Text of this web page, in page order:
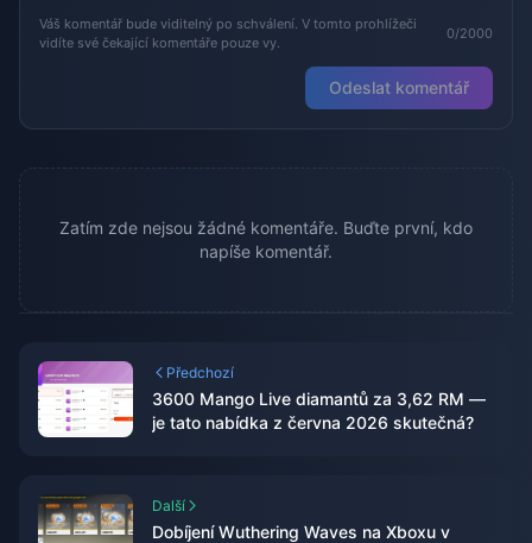
Váš komentář bude viditelný po schválení. V tomto prohlížeči
vidíte své čekající komentáře pouze vy.
0/2000
Odeslat komentář
Zatím zde nejsou žádné komentáře. Buďte první, kdo
napíše komentář.
Předchozí
3600 Mango Live diamantů za 3,62 RM —
je tato nabídka z června 2026 skutečná?
Další
Dobíjení Wuthering Waves na Xboxu v